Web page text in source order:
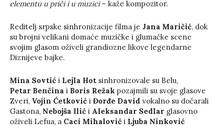
elementu u priči i u muzici– kaže kompozitor.
Reditelj srpske sinhronizacije filma je Jana Maričić, dok
su brojni velikani domaće muzičke i glumačke scene
svojim glasom oživeli grandiozne likove legendarne
Diznijeve bajke.
Mina Sovtić i Lejla Hot sinhronizovale su Belu,
Petar Benčina i Boris Režak pozajmili su svoje glasove
Zveri, Vojin Ćetković i Đorđe David vokalno su dočarali
Gastona, Nebojša Ilić i Aleksandar Sedlar glasovno
oživeli Lefua, a Caci Mihalović i Ljuba Ninković